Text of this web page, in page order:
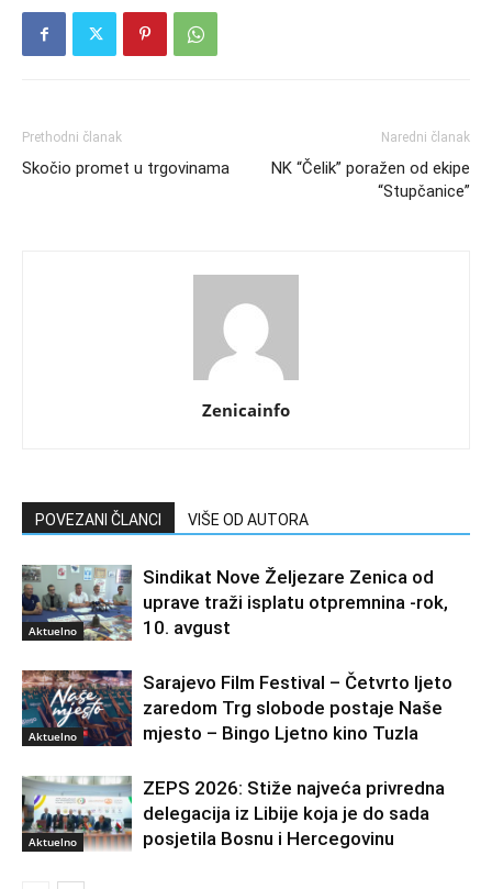
Prethodni članak
Skočio promet u trgovinama
Naredni članak
NK “Čelik” poražen od ekipe
“Stupčanice”
Zenicainfo
POVEZANI ČLANCI VIŠE OD AUTORA
Aktuelno
Sindikat Nove Željezare Zenica od
uprave traži isplatu otpremnina -rok,
10. avgust
Aktuelno
Sarajevo Film Festival – Četvrto ljeto
zaredom Trg slobode postaje Naše
mjesto – Bingo Ljetno kino Tuzla
Aktuelno
ZEPS 2026: Stiže najveća privredna
delegacija iz Libije koja je do sada
posjetila Bosnu i Hercegovinu